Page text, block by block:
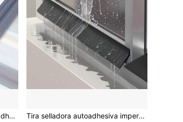
10m/8m/6m/4m/2m Tira Autoadhesiva de Sellado - Sellador de Puertas y Ventanas de Plástico para Aislamiento del Viento, Polvo, Calor y Ruido - Fácil Instalación (Gris) Tira selladora autoadhesiva impermeable para el borde de ventanas del hogar, deflector de agua para balcón, tablero de protección contra el agua